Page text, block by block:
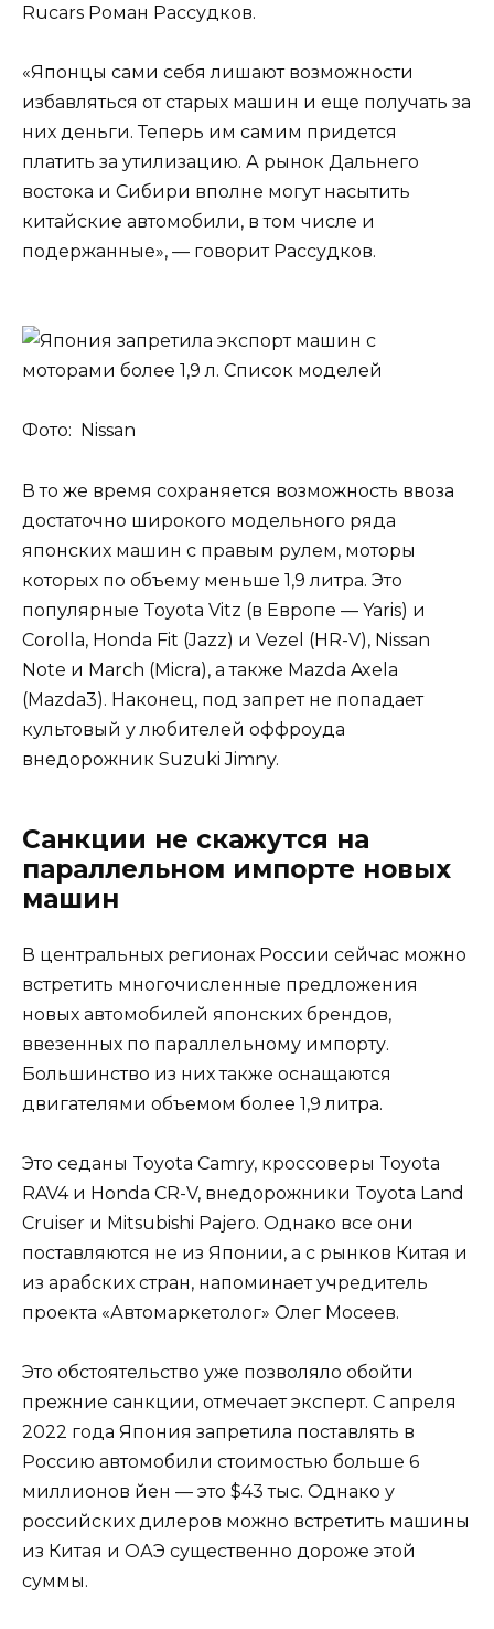
Rucars Роман Рассудков.
«Японцы сами себя лишают возможности
избавляться от старых машин и еще получать за
них деньги. Теперь им самим придется
платить за утилизацию. А рынок Дальнего
востока и Сибири вполне могут насытить
китайские автомобили, в том числе и
подержанные», — говорит Рассудков.
Фото: Nissan
В то же время сохраняется возможность ввоза
достаточно широкого модельного ряда
японских машин с правым рулем, моторы
которых по объему меньше 1,9 литра. Это
популярные Toyota Vitz (в Европе — Yaris) и
Corolla, Honda Fit (Jazz) и Vezel (HR-V), Nissan
Note и March (Micra), а также Mazda Axela
(Mazda3). Наконец, под запрет не попадает
культовый у любителей оффроуда
внедорожник Suzuki Jimny.
Санкции не скажутся на
параллельном импорте новых
машин
В центральных регионах России сейчас можно
встретить многочисленные предложения
новых автомобилей японских брендов,
ввезенных по параллельному импорту.
Большинство из них также оснащаются
двигателями объемом более 1,9 литра.
Это седаны Toyota Camry, кроссоверы Toyota
RAV4 и Honda CR-V, внедорожники Toyota Land
Cruiser и Mitsubishi Pajero. Однако все они
поставляются не из Японии, а с рынков Китая и
из арабских стран, напоминает учредитель
проекта «Автомаркетолог» Олег Мосеев.
Это обстоятельство уже позволяло обойти
прежние санкции, отмечает эксперт. С апреля
2022 года Япония запретила поставлять в
Россию автомобили стоимостью больше 6
миллионов йен — это $43 тыс. Однако у
российских дилеров можно встретить машины
из Китая и ОАЭ существенно дороже этой
суммы.